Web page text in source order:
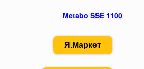
Metabo SSE 1100
Я.Маркет